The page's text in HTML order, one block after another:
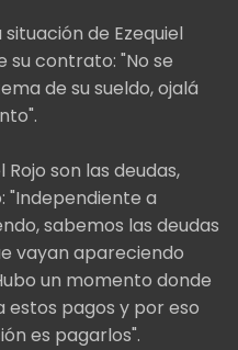
de Ezequiel
su contrato: "No se
de su sueldo, ojalá
son las deudas,
"Independiente a
sabemos las deudas
vayan apareciendo
un momento donde
pagos y por eso
es pagarlos".